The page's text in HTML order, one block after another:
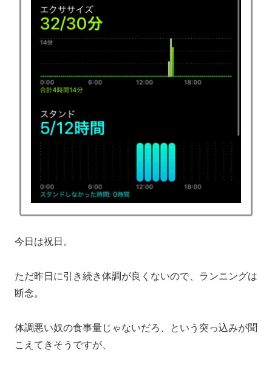
今日は祝日。
ただ昨日に引き続き体調が良くないので、ランニングは
断念。
体調悪い奴の食事量じゃないだろ、という突っ込みが聞
こえてきそうですが、